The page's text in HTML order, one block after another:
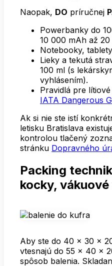
Naopak, DO príručnej
Powerbanky do
10 000 mAh až
Notebooky,
Lieky a tekutá
100 ml (s
vyhlásením).
Pravidlá pre
IATA Dangerous
Ak si nie ste istí
letisku Bratislava
kontrolou tlačený
stránku Dopravného
Packing
kocky,
Aby ste do 40 × 30 ×
vtesnajú do 55 × 40 ×
spôsob balenia.